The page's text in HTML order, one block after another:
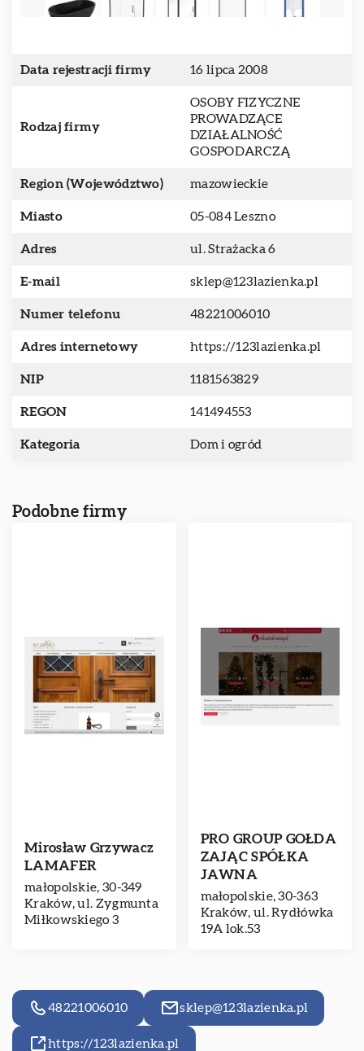
Data rejestracji firmy 16 lipca 2008
Rodzaj firmy
OSOBY FIZYCZNE
PROWADZĄCE
DZIAŁALNOŚĆ
GOSPODARCZĄ
Region (Województwo) mazowieckie
Miasto 05-084 Leszno
Adres ul. Strażacka 6
E-mail sklep@123lazienka.pl
Numer telefonu 48221006010
Adres internetowy https://123lazienka.pl
NIP 1181563829
REGON 141494553
Kategoria Dom i ogród
Podobne firmy
Mirosław Grzywacz
LAMAFER
małopolskie, 30-349
Kraków, ul. Zygmunta
Miłkowskiego 3
PRO GROUP GOŁDA
ZAJĄC SPÓŁKA
JAWNA
małopolskie, 30-363
Kraków, ul. Rydłówka
19A lok.53
48221006010 sklep@123lazienka.pl
https://123lazienka.pl